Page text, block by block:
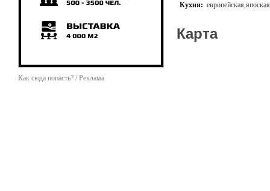
Как сюда попасть? / Реклама
Кухня: европейская,япоская
Карта